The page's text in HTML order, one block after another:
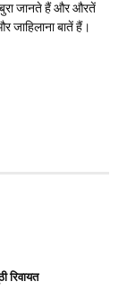
जानते हैं और औरतें
जाहिलाना बातें हैं।
रिवायत